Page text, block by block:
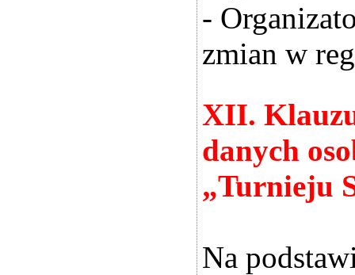
-
zmian w
XII.
danych
„Turnieju
Na